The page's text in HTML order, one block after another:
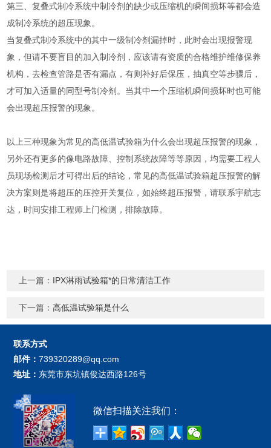
第三、复叠式制冷系统中制冷剂的缺少或压缩机的瞬间损坏等都会造
成制冷系统的超压现象。
当复叠式制冷系统中的其中一级制冷剂漏掉时，此时会出现报警现
象，但请不要盲目的加入制冷剂，应该请有资质的合格维护维修保养
机构，去检查管路是否有漏点，有则补好后保压，抽真空等步骤后，
才可加入适量的同型号制冷剂。当其中一个压缩机瞬间损坏时也可能
会出现超压报警的现象。
以上三种现象为常见的高低温试验箱为什么会出现超压报警的现象，
另外还有更多的像电路故障、控制系统故障等等原因，均需要工程人
员现场检测后才可得出后的结论，常见的高低温试验箱超压报警的解
决方案则是将超压的压控开关复位，如始终超压报警，请联系宇航志
达，时间安排工程师上门检测，排除故障。
上一篇： IPX淋雨试验箱*的日常清洁工作
下一篇：高低温试验箱是什么
联系方式
邮件：739320289@qq.com
地址： 东莞市东坑镇俊达西路126号
微信扫描关注我们：